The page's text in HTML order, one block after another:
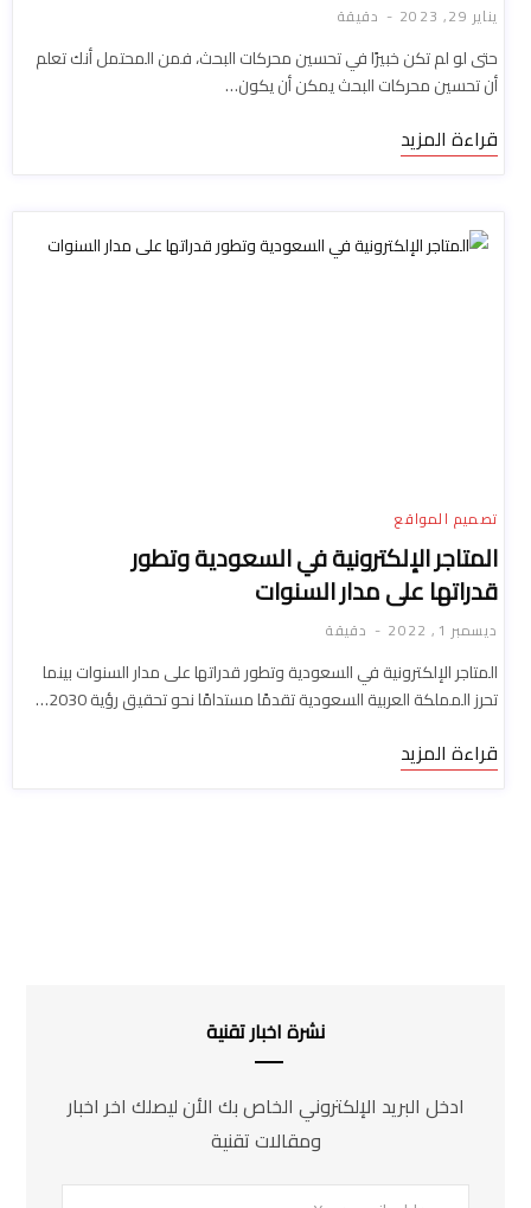
يناير 29, 2023 دقيقة
حتى لو لم تكن خبيرًا في تحسين محركات البحث، فمن المحتمل أنك تعلم
أن تحسين محركات البحث يمكن أن يكون…
قراءة المزيد
تصميم المواقع
المتاجر الإلكترونية في السعودية وتطور
قدراتها على مدار السنوات
ديسمبر 1, 2022 دقيقة
المتاجر الإلكترونية في السعودية وتطور قدراتها على مدار السنوات بينما
تحرز المملكة العربية السعودية تقدمًا مستدامًا نحو تحقيق رؤية 2030…
قراءة المزيد
نشرة اخبار تقنية
ادخل البريد الإلكتروني الخاص بك الأن ليصلك اخر اخبار
ومقالات تقنية